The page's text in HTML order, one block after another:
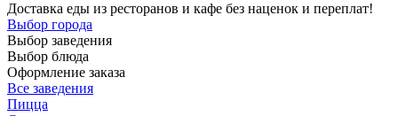
Доставка еды из ресторанов и кафе без наценок и переплат!
Выбор города
Выбор заведения
Выбор блюда
Оформление заказа
Все заведения
Пицца